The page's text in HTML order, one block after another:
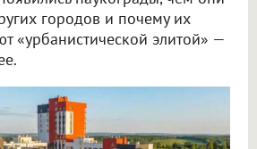
городов и почему их
«урбанистической элитой» —